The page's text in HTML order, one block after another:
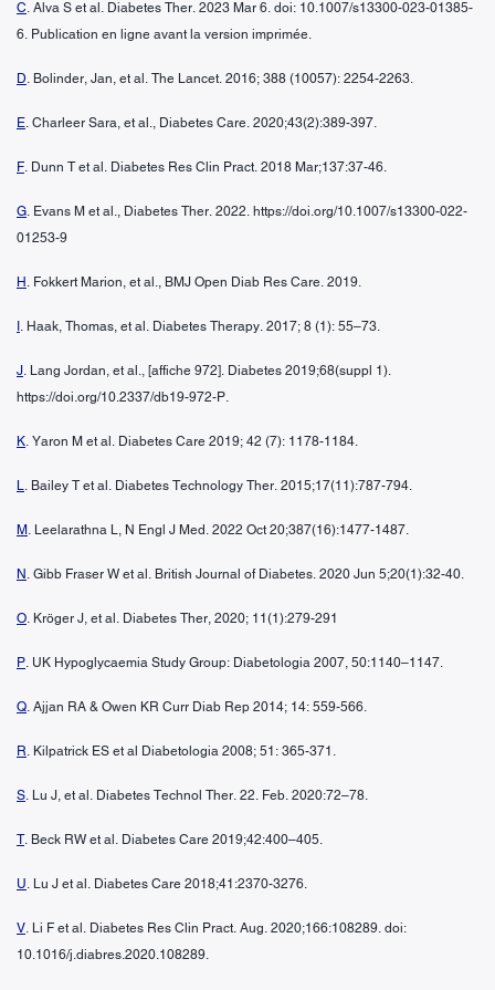
C. Alva S et al. Diabetes Ther. 2023 Mar 6. doi: 10.1007/s13300-023-01385-
6. Publication en ligne avant la version imprimée.
D. Bolinder, Jan, et al. The Lancet. 2016; 388 (10057): 2254-2263.
E. Charleer Sara, et al., Diabetes Care. 2020;43(2):389-397.
F. Dunn T et al. Diabetes Res Clin Pract. 2018 Mar;137:37-46.
G. Evans M et al., Diabetes Ther. 2022. https://doi.org/10.1007/s13300-022-
01253-9
H . Fokkert Marion, et al., BMJ Open Diab Res Care. 2019.
. Haak, Thomas, et al. Diabetes Therapy. 2017; 8 (1): 55–73.
J. Lang Jordan, et al., [affiche 972]. Diabetes 2019;68(suppl 1).
https://doi.org/10.2337/db19-972-P.
K. Yaron M et al. Diabetes Care 2019; 42 (7): 1178-1184.
L. Bailey T et al. Diabetes Technology Ther. 2015;17(11):787-794.
M . Leelarathna L, N Engl J Med. 2022 Oct 20;387(16):1477-1487.
N . Gibb Fraser W et al. British Journal of Diabetes. 2020 Jun 5;20(1):32-40.
O. Kröger J, et al. Diabetes Ther, 2020; 11(1):279-291
P. UK Hypoglycaemia Study Group: Diabetologia 2007, 50:1140–1147.
Q. Ajjan RA & Owen KR Curr Diab Rep 2014; 14: 559-566.
R. Kilpatrick ES et al Diabetologia 2008; 51: 365-371.
S. Lu J, et al. Diabetes Technol Ther. 22. Feb. 2020:72–78.
T. Beck RW et al. Diabetes Care 2019;42:400–405.
U. Lu J et al. Diabetes Care 2018;41:2370-3276.
V. Li F et al. Diabetes Res Clin Pract. Aug. 2020;166:108289. doi:
10.1016/j.diabres.2020.108289.